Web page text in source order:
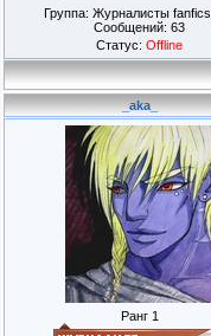
Группа: Журналисты
Сообщений: 63
Статус: Offline
_aka_
Ранг 1